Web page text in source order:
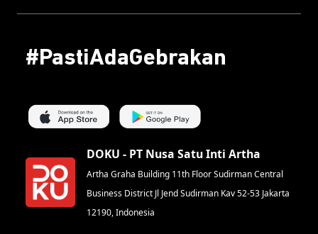
#PastiAdaGebrakan
DOKU - PT Nusa Satu Inti Artha
Artha Graha Building 11th Floor Sudirman Central
Business District Jl Jend Sudirman Kav 52-53 Jakarta
12190, Indonesia